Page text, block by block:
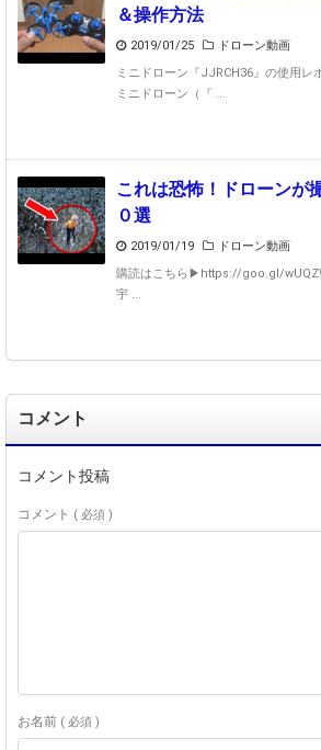
＆操作方法
2019/01/25
ドローン動画
ミニドローン『JJRCH36』の使用レ
ミニドローン（『 ...
これは恐怖！ドローンが
０選
2019/01/19
ドローン動画
購読はこちら▶https://goo.gl/
宇 ...
コメント
コメント投稿
コメント ( 必須 )
お名前 ( 必須 )